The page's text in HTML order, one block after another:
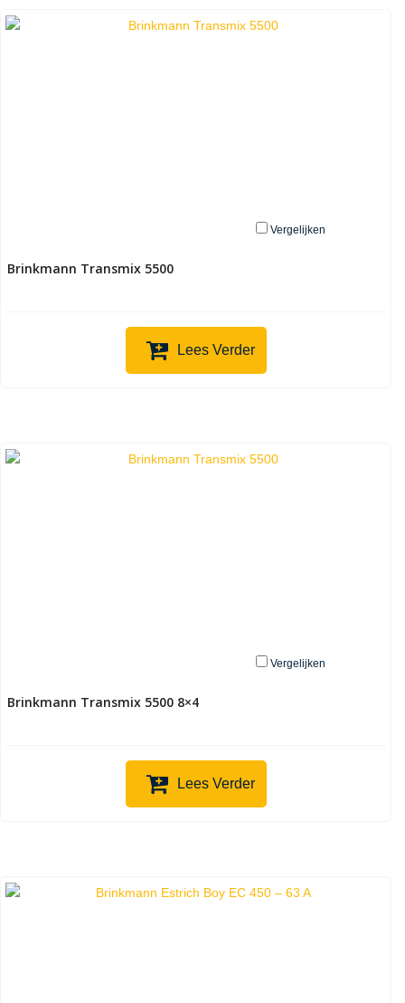
Vergelijken
Brinkmann Transmix 5500
Lees Verder
Vergelijken
Brinkmann Transmix 5500 8×4
Lees Verder